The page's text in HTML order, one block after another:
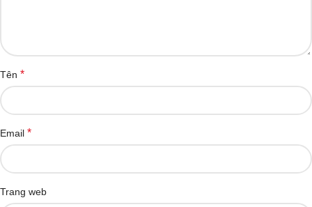
Tên *
Email *
Trang web